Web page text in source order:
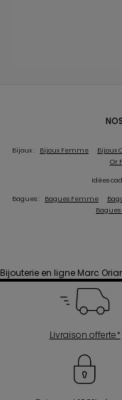
Bijoux : Bijoux Femme Bijoux
Or
Idées
Bagues : Bagues Femme
Bijouterie en ligne Marc
Livraison offerte*